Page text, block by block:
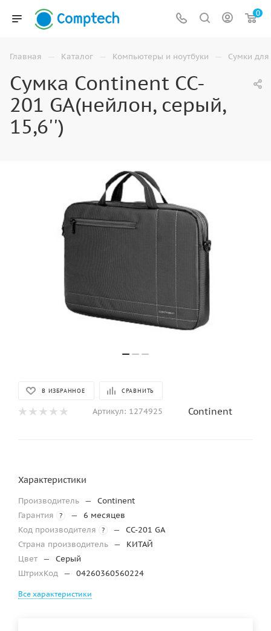
0
Главная — Каталог — Компьютеры и ноутбуки — Сумки для
Сумка Continent CC-
201 GA(нейлон, серый,
15,6'')
В ИЗБРАННОЕ СРАВНИТЬ
Артикул: 1274925 Continent
Характеристики
Производитель —
Continent
Гарантия
? —
6 месяцев
Код производителя
? —
CC-201 GA
Страна производитель —
КИТАЙ
Цвет —
Серый
ШтрихКод — 04260360560224
Все характеристики